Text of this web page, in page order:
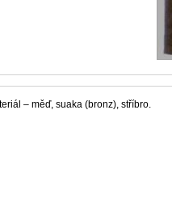
– měď, suaka (bronz), stříbro.